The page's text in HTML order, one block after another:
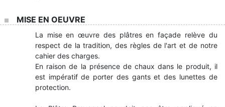
MISE EN OEUVRE
La mise en œuvre des plâtres en façade relève du
respect de la tradition, des règles de l'art et de notre
cahier des charges.
En raison de la présence de chaux dans le produit, il
est impératif de porter des gants et des lunettes de
protection.